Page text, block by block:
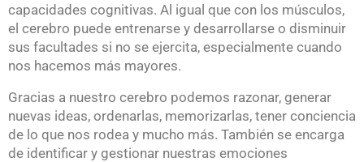
capacidades cognitivas. Al igual que con los músculos,
el cerebro puede entrenarse y desarrollarse o disminuir
sus facultades si no se ejercita, especialmente cuando
nos hacemos más mayores.
Gracias a nuestro cerebro podemos razonar, generar
nuevas ideas, ordenarlas, memorizarlas, tener conciencia
de lo que nos rodea y mucho más. También se encarga
de identificar y gestionar nuestras emociones